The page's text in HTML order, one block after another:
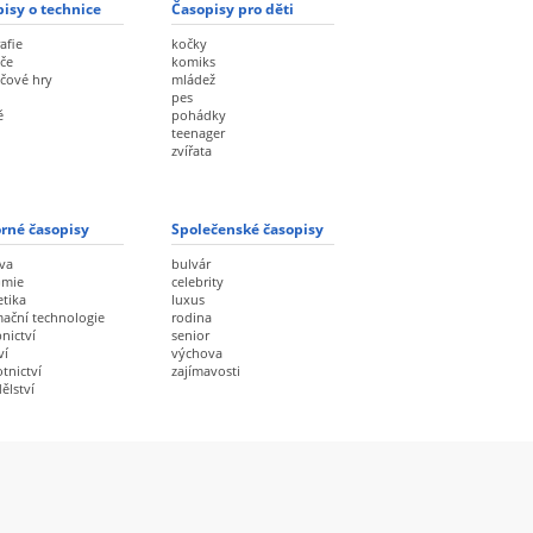
o technice
hry
Časopisy pro děti
kočky
komiks
mládež
pes
pohádky
teenager
zvířata
časopisy
technologie
Společenské časopisy
bulvár
celebrity
luxus
rodina
senior
výchova
zajímavosti